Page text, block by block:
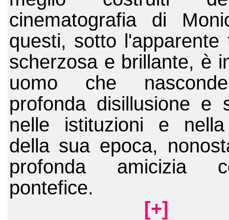
cinematografia di
questi, sotto l'apparente
scherzosa e brillante, è
uomo che
profonda disillusione e
nelle istituzioni e
della sua epoca,
profonda amicizia
pontefice.
[+]